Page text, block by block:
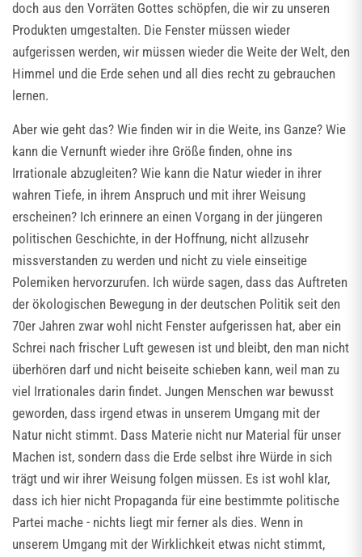
doch aus den Vorräten Gottes schöpfen, die wir zu unseren
Produkten umgestalten. Die Fenster müssen wieder
aufgerissen werden, wir müssen wieder die Weite der Welt, den
Himmel und die Erde sehen und all dies recht zu gebrauchen
lernen.
Aber wie geht das? Wie finden wir in die Weite, ins Ganze? Wie
kann die Vernunft wieder ihre Größe finden, ohne ins
Irrationale abzugleiten? Wie kann die Natur wieder in ihrer
wahren Tiefe, in ihrem Anspruch und mit ihrer Weisung
erscheinen? Ich erinnere an einen Vorgang in der jüngeren
politischen Geschichte, in der Hoffnung, nicht allzusehr
missverstanden zu werden und nicht zu viele einseitige
Polemiken hervorzurufen. Ich würde sagen, dass das Auftreten
der ökologischen Bewegung in der deutschen Politik seit den
70er Jahren zwar wohl nicht Fenster aufgerissen hat, aber ein
Schrei nach frischer Luft gewesen ist und bleibt, den man nicht
überhören darf und nicht beiseite schieben kann, weil man zu
viel Irrationales darin findet. Jungen Menschen war bewusst
geworden, dass irgend etwas in unserem Umgang mit der
Natur nicht stimmt. Dass Materie nicht nur Material für unser
Machen ist, sondern dass die Erde selbst ihre Würde in sich
trägt und wir ihrer Weisung folgen müssen. Es ist wohl klar,
dass ich hier nicht Propaganda für eine bestimmte politische
Partei mache - nichts liegt mir ferner als dies. Wenn in
unserem Umgang mit der Wirklichkeit etwas nicht stimmt,